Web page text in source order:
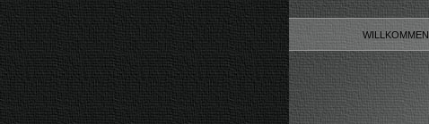
WILLKOMMEN